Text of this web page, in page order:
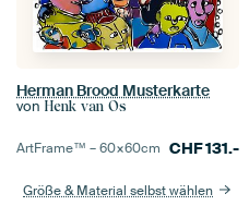
Herman Brood Musterkarte
von Henk van Os
ArtFrame™ –60×60cm CHF131.-
Größe & Material selbst wählen